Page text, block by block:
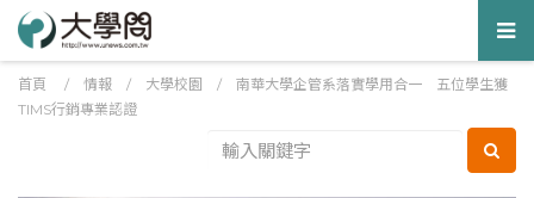
首頁 / 情報 / 大學校園 / 南華大學企管系落實學用合一 五位學生獲
TIMS行銷專業認證